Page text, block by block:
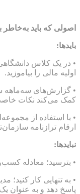
اصولی که باید به‌خاطر
بایدها:
• در یک کلاس دانشگاهی
اولیه مالی را بیاموزید.
• گزارش‌های سه‌ماهه
کمک می‌کند نکات
• با استفاده از
ارقام ترازنامه
نبایدها:
• بترسید؛ معادله
• به تنهایی کار کنید؛
پاسخ دهد و به عنوان